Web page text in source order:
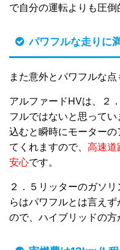
で自分の運転よりも圧倒
パワフルな走りに
また意外とパワフルな点
アルファードHVは、２
フルではないと思って
込むと瞬時にモーター
てくれますので、 高速道
安心です。
２．５リッターのガソ
らはパワフルとは言え
ので、ハイブリッドの方